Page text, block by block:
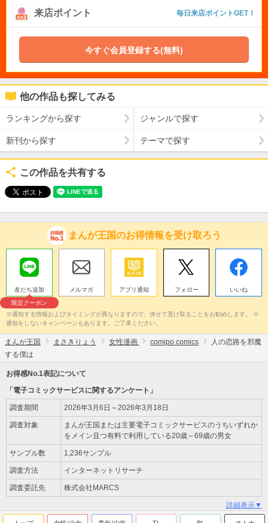
来店ポイント 毎日来店ポイントGET！
今すぐ会員登録する(無料)
他の作品も探してみる
ランキングから探す ジャンルで探す
新刊から探す テーマで探す
この作品を共有する
まんが王国のお得情報を受け取ろう
友だち追加
限定クーポン
メルマガ アプリ通知 フォロー いいね
※通知する情報およびタイミングが異なりますので、併せて受け取ることをお勧めします。 ※
通知をしないキャンペーンもあります。ご了承ください。
まんが王国 まさきりょう 女性漫画 comipo comics
人の恋路を邪魔
する僕は
お得感No.1表記について
「電子コミックサービスに関するアンケート」
調査期間 2026年3月6日～2026年3月18日
調査対象
まんが王国または主要電子コミックサービスのうちいずれか
をメイン且つ有料で利用している20歳～69歳の男女
サンプル数 1,236サンプル
調査方法 インターネットリサーチ
調査委託先 株式会社MARCS
詳細表示▼